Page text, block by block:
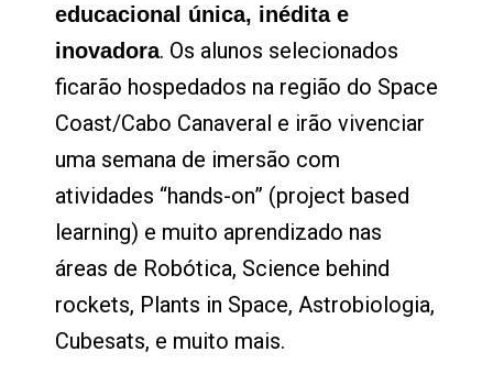
educacional única, inédita e
inovadora. Os alunos selecionados
ficarão hospedados na região do Space
Coast/Cabo Canaveral e irão vivenciar
uma semana de imersão com
atividades “hands-on” (project based
learning) e muito aprendizado nas
áreas de Robótica, Science behind
rockets, Plants in Space, Astrobiologia,
Cubesats, e muito mais.